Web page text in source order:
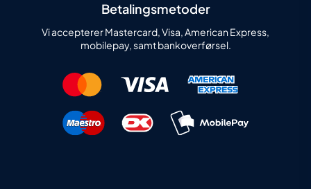
Betalingsmetoder
Vi accepterer Mastercard, Visa, American Express,
mobilepay, samt bankoverførsel.